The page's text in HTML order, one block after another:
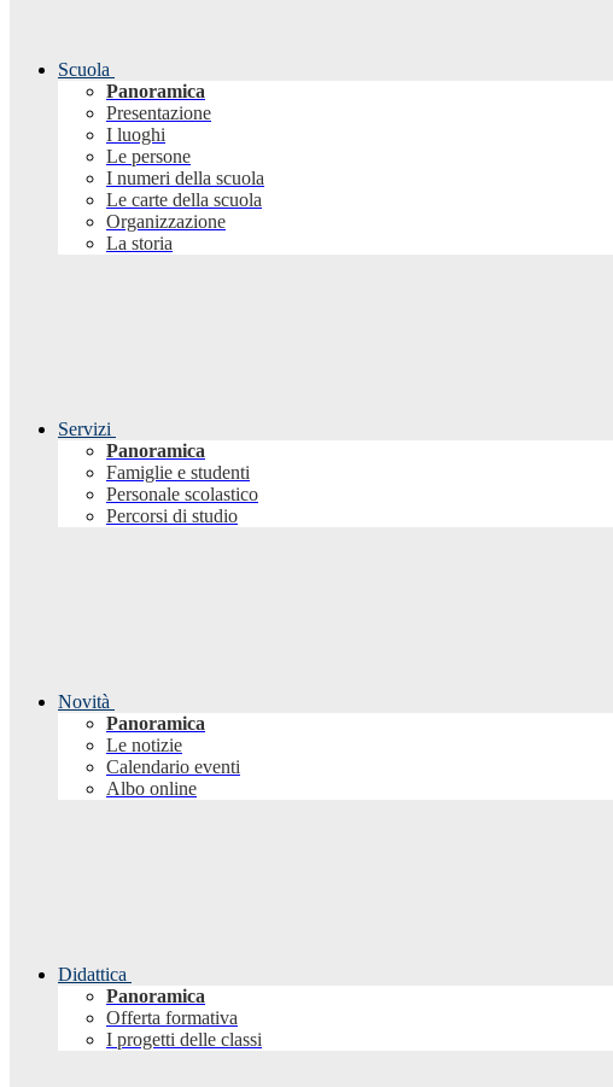
Scuola
Panoramica
Presentazione
I luoghi
Le persone
I numeri della scuola
Le carte della scuola
Organizzazione
La storia
Servizi
Panoramica
Famiglie e studenti
Personale scolastico
Percorsi di studio
Novità
Panoramica
Le notizie
Calendario eventi
Albo online
Didattica
Panoramica
Offerta formativa
I progetti delle classi